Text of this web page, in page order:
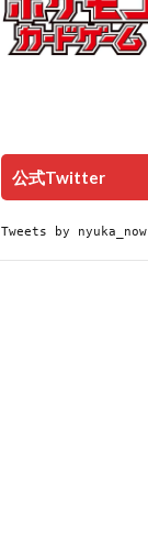
公式Twitter
Tweets by nyuka_now